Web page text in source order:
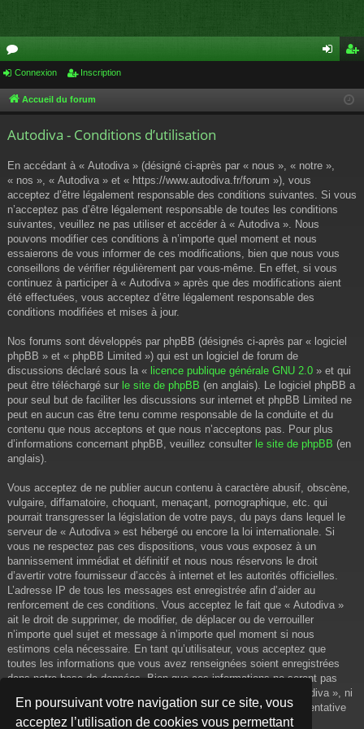
En poursuivant votre navigation sur ce site, vous
acceptez l’utilisation de cookies vous permettant
or
u cri
Connexion Inscription
Accueil du forum
Autodiva - Conditions d’utilisation
En accédant à « Autodiva » (désigné ci-après par « nous », « notre »,
« nos », « Autodiva » et « https://www.autodiva.fr/forum »), vous
acceptez d’être légalement responsable des conditions suivantes. Si vous
n’acceptez pas d’être légalement responsable de toutes les conditions
suivantes, veuillez ne pas utiliser et accéder à « Autodiva ». Nous
pouvons modifier ces conditions à n’importe quel moment et nous
essaierons de vous informer de ces modifications, bien que nous vous
conseillons de vérifier régulièrement par vous-même. En effet, si vous
continuez à participer à « Autodiva » après que des modifications aient
été effectuées, vous acceptez d’être légalement responsable des
conditions modifiées et mises à jour.
Nos forums sont développés par phpBB (désignés ci-après par « logiciel
phpBB » et « phpBB Limited ») qui est un logiciel de forum de
discussions déclaré sous la « licence publique générale GNU 2.0 » et qui
peut être téléchargé sur le site de phpBB (en anglais). Le logiciel phpBB a
pour seul but de faciliter les discussions sur internet et phpBB Limited ne
peut en aucun cas être tenu comme responsable de la conduite et du
contenu que nous acceptons et que nous n’acceptons pas. Pour plus
d’informations concernant phpBB, veuillez consulter le site de phpBB (en
anglais).
Vous acceptez de ne publier aucun contenu à caractère abusif, obscène,
vulgaire, diffamatoire, choquant, menaçant, pornographique, etc. qui
pourrait transgresser la législation de votre pays, du pays dans lequel le
serveur de « Autodiva » est hébergé ou encore la loi internationale. Si
vous ne respectez pas ces dispositions, vous vous exposez à un
bannissement immédiat et définitif et nous nous réservons le droit
d’avertir votre fournisseur d’accès à internet et les autorités officielles.
L’adresse IP de tous les messages est enregistrée afin d’aider au
renforcement de ces conditions. Vous acceptez le fait que « Autodiva »
ait le droit de supprimer, de modifier, de déplacer ou de verrouiller
n’importe quel sujet et message à n’importe quel moment si nous
estimons cela nécessaire. En tant qu’utilisateur, vous acceptez que
toutes les informations que vous avez renseignées soient enregistrées
dans notre base de données. Bien que ces informations ne seront pas
diffusées à une tierce partie sans votre consentement, ni « Autodiva », ni
phpBB, ne pourront être tenus comme responsables en cas de tentative
de piratage informatique visant à compromettre vos données.